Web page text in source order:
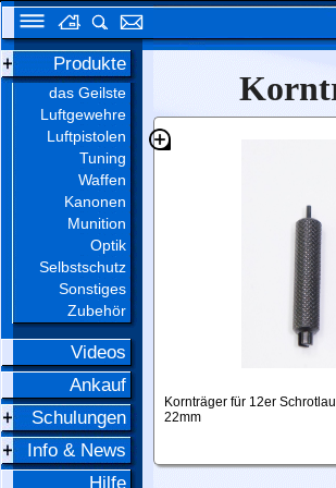
Produkte
das Geilste
Luftgewehre
Luftpistolen
Tuning
Waffen
Kanonen
Munition
Optik
Selbstschutz
Sonstiges
Zubehör
Videos
Ankauf
Schulungen
Info & News
Hilfe
Kornträger für 12er
22mm